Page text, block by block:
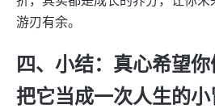
游刃有余。
四、小结：真心希望你
把它当成一次人生的小